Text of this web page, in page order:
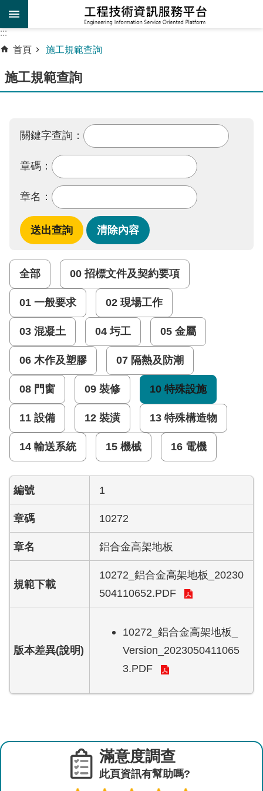
跳到主要內容區塊
進
搜
尋
工
範
查
詢
工
程
設
計
參
圖
詢
資
營
建
及
設
計
相
關
規
範
聯
絡
系
管
網
站
:::
:::
首頁
施工規範查詢
施工規範查詢
關鍵字查詢：
章碼：
章名：
全部 00 招標文件及契約要項
01 一般要求 02 現場工作
03 混凝土 04 圬工 05 金屬
06 木作及塑膠 07 隔熱及防潮
08 門窗 09 裝修 10 特殊設施
11 設備 12 裝潢 13 特殊構造物
14 輸送系統 15 機械 16 電機
1
10272
鋁合金高架地板
10272_鋁合金高架地板_20230
504110652.PDF
10272_鋁合金高架地板_
Version_2023050411065
3.PDF
滿意度調查
此頁資訊有幫助嗎?